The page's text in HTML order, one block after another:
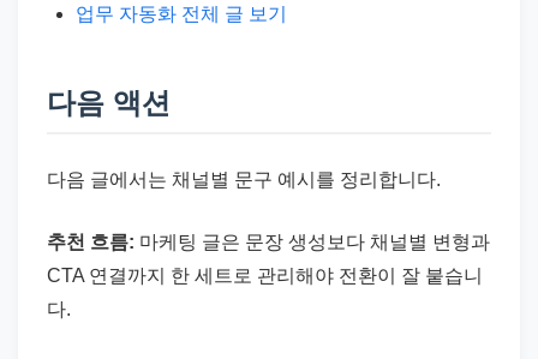
업무 자동화 전체 글 보기
다음 액션
다음 글에서는 채널별 문구 예시를 정리합니다.
추천 흐름: 마케팅 글은 문장 생성보다 채널별 변형과
CTA 연결까지 한 세트로 관리해야 전환이 잘 붙습니
다.